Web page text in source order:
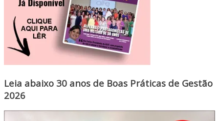
Leia abaixo 30 anos de Boas Práticas de Gestão
2026